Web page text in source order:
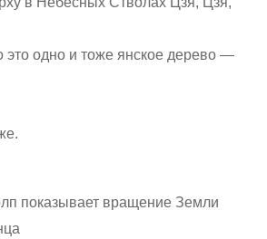
это одно и тоже янское дерево —
показывает вращение Земли